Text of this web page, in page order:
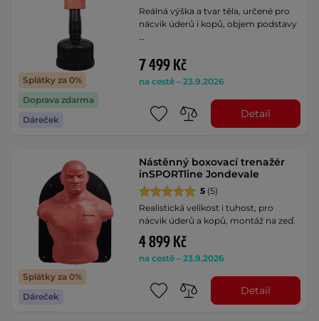
Splátky za 0%
Doprava zdarma
Dáreček
Reálná výška a tvar těla, určené pro
nácvik úderů i kopů, objem podstavy
7 499 Kč
na cestě – 23.9.2026
Detail
Splátky za 0%
Dáreček
Nástěnný boxovací trenažér
inSPORTline Jondevale
5 (5)
Realistická velikost i tuhost, pro
nácvik úderů a kopů, montáž na zeď.
4 899 Kč
na cestě – 23.9.2026
Detail